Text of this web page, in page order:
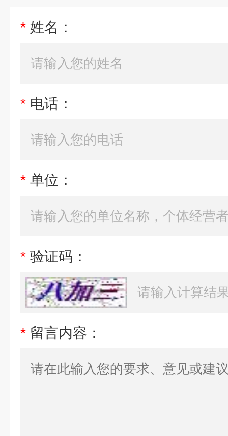
* 姓名：
* 电话：
* 单位：
* 验证码：
* 留言内容：